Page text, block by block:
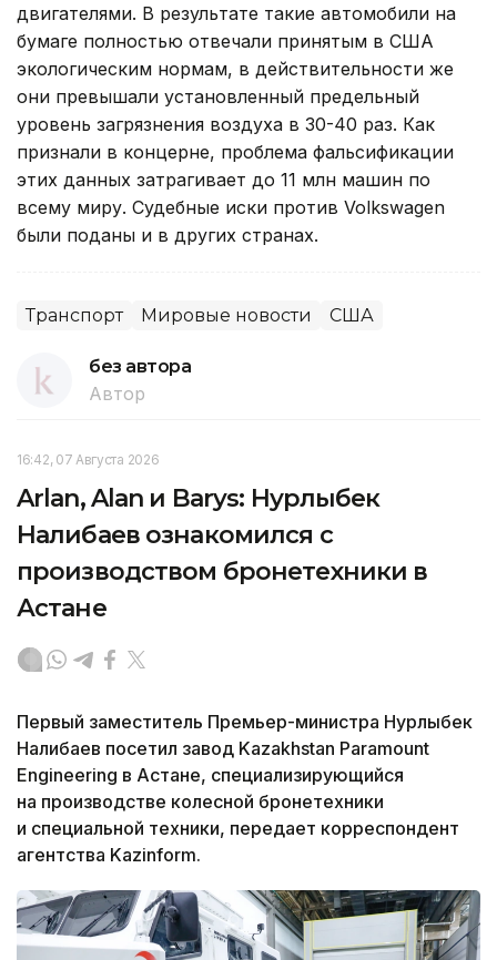
двигателями. В результате такие автомобили на
бумаге полностью отвечали принятым в США
экологическим нормам, в действительности же
они превышали установленный предельный
уровень загрязнения воздуха в 30-40 раз. Как
признали в концерне, проблема фальсификации
этих данных затрагивает до 11 млн машин по
всему миру. Судебные иски против Volkswagen
были поданы и в других странах.
Транспорт Мировые новости США
без автора
Автор
16:42, 07 Августа 2026
Arlan, Alan и Barys: Нурлыбек
Налибаев ознакомился с
производством бронетехники в
Астане
Первый заместитель Премьер-министра Нурлыбек
Налибаев посетил завод Kazakhstan Paramount
Engineering в Астане, специализирующийся
на производстве колесной бронетехники
и специальной техники, передает корреспондент
агентства Kazinform.